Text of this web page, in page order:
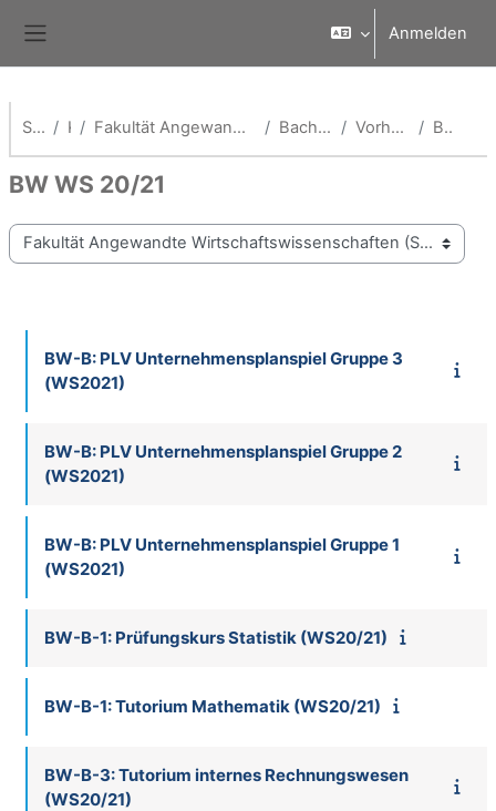
Anmelden
Startseite Kurse Fakultät Angewandte Wirtschaftswissenschaften (School of Management) Bachelor Betriebswirtschaft Vorherige Semester (BW-B) BW WS 20/21
BW WS 20/21
Kursbereiche
BW-B: PLV Unternehmensplanspiel Gruppe 3
(WS2021)
BW-B: PLV Unternehmensplanspiel Gruppe 2
(WS2021)
BW-B: PLV Unternehmensplanspiel Gruppe 1
(WS2021)
BW-B-1: Prüfungskurs Statistik (WS20/21)
BW-B-1: Tutorium Mathematik (WS20/21)
BW-B-3: Tutorium internes Rechnungswesen
(WS20/21)